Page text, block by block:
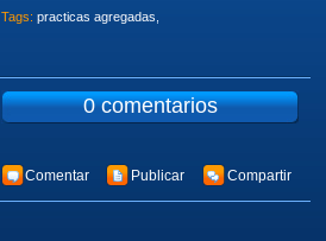
Tags: practicas agregadas
0 comentarios
Comentar Publicar Compartir